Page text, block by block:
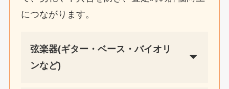
につながります。
弦楽器(ギター・ベース・バイオリ
ンなど)